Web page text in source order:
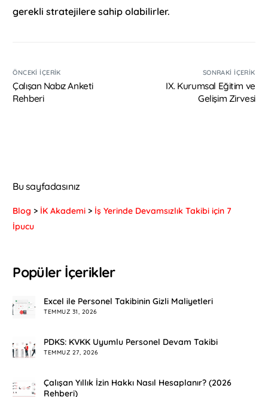
gerekli stratejilere sahip olabilirler.
ÖNCEKI İÇERIK
Çalışan Nabız Anketi
Rehberi
SONRAKI İÇERIK
IX. Kurumsal Eğitim ve
Gelişim Zirvesi
Bu sayfadasınız
Blog > İK Akademi > İş Yerinde Devamsızlık Takibi için 7
İpucu
Popüler İçerikler
Excel ile Personel Takibinin Gizli Maliyetleri
TEMMUZ 31, 2026
PDKS: KVKK Uyumlu Personel Devam Takibi
TEMMUZ 27, 2026
Çalışan Yıllık İzin Hakkı Nasıl Hesaplanır? (2026
Rehberi)